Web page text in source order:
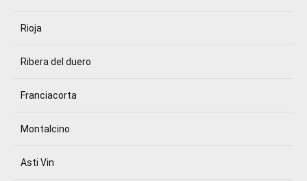
Rioja
Ribera del duero
Franciacorta
Montalcino
Asti Vin